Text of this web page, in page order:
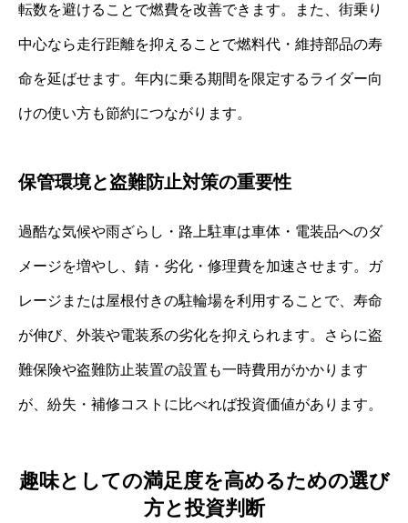
転数を避けることで燃費を改善できます。また、街乗り
中心なら走行距離を抑えることで燃料代・維持部品の寿
命を延ばせます。年内に乗る期間を限定するライダー向
けの使い方も節約につながります。
保管環境と盗難防止対策の重要性
過酷な気候や雨ざらし・路上駐車は車体・電装品へのダ
メージを増やし、錆・劣化・修理費を加速させます。ガ
レージまたは屋根付きの駐輪場を利用することで、寿命
が伸び、外装や電装系の劣化を抑えられます。さらに盗
難保険や盗難防止装置の設置も一時費用がかかります
が、紛失・補修コストに比べれば投資価値があります。
趣味としての満足度を高めるための選び
方と投資判断